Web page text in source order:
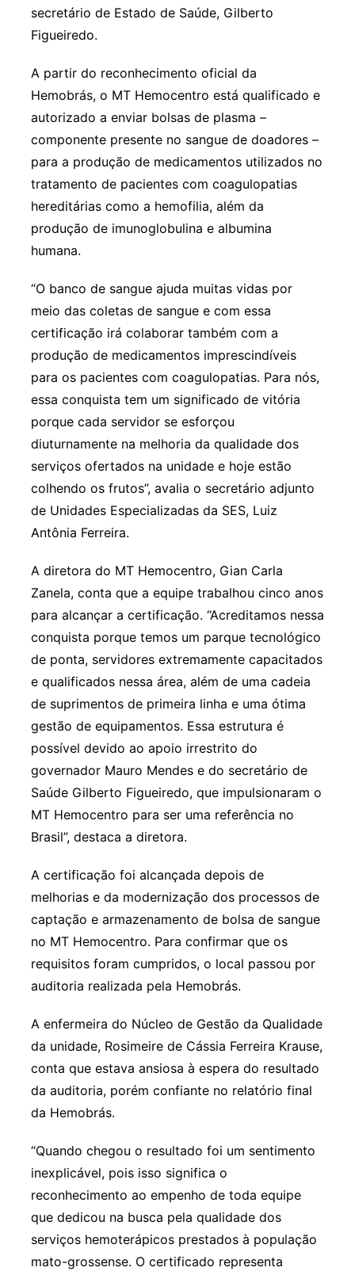
secretário de Estado de Saúde, Gilberto
Figueiredo.
A partir do reconhecimento oficial da
Hemobrás, o MT Hemocentro está qualificado e
autorizado a enviar bolsas de plasma –
componente presente no sangue de doadores –
para a produção de medicamentos utilizados no
tratamento de pacientes com coagulopatias
hereditárias como a hemofilia, além da
produção de imunoglobulina e albumina
humana.
“O banco de sangue ajuda muitas vidas por
meio das coletas de sangue e com essa
certificação irá colaborar também com a
produção de medicamentos imprescindíveis
para os pacientes com coagulopatias. Para nós,
essa conquista tem um significado de vitória
porque cada servidor se esforçou
diuturnamente na melhoria da qualidade dos
serviços ofertados na unidade e hoje estão
colhendo os frutos”, avalia o secretário adjunto
de Unidades Especializadas da SES, Luiz
Antônia Ferreira.
A diretora do MT Hemocentro, Gian Carla
Zanela, conta que a equipe trabalhou cinco anos
para alcançar a certificação. “Acreditamos nessa
conquista porque temos um parque tecnológico
de ponta, servidores extremamente capacitados
e qualificados nessa área, além de uma cadeia
de suprimentos de primeira linha e uma ótima
gestão de equipamentos. Essa estrutura é
possível devido ao apoio irrestrito do
governador Mauro Mendes e do secretário de
Saúde Gilberto Figueiredo, que impulsionaram o
MT Hemocentro para ser uma referência no
Brasil”, destaca a diretora.
A certificação foi alcançada depois de
melhorias e da modernização dos processos de
captação e armazenamento de bolsa de sangue
no MT Hemocentro. Para confirmar que os
requisitos foram cumpridos, o local passou por
auditoria realizada pela Hemobrás.
A enfermeira do Núcleo de Gestão da Qualidade
da unidade, Rosimeire de Cássia Ferreira Krause,
conta que estava ansiosa à espera do resultado
da auditoria, porém confiante no relatório final
da Hemobrás.
“Quando chegou o resultado foi um sentimento
inexplicável, pois isso significa o
reconhecimento ao empenho de toda equipe
que dedicou na busca pela qualidade dos
serviços hemoterápicos prestados à população
mato-grossense. O certificado representa